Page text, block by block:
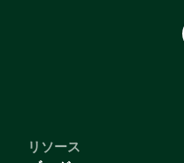
リソース